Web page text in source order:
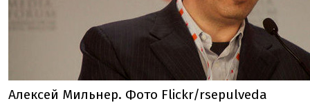
Алексей Мильнер. Фото Flickr/rsepulveda